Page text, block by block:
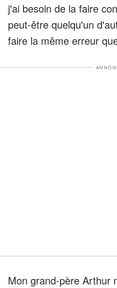
j'ai besoin de la faire
peut-être quelqu'un
faire la même erreur
Mon grand-père Arthur